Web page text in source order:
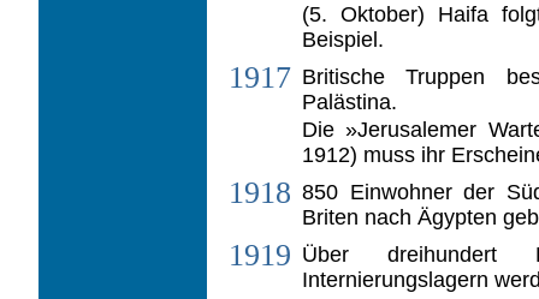
(5. Oktober) Haifa
Beispiel.
1917 Britische Truppen
Palästina.
Die »Jerusalemer
1912) muss ihr
1918 850 Einwohner der
Briten nach Ägypten
1919 Über dreihundert
Internierungslagern